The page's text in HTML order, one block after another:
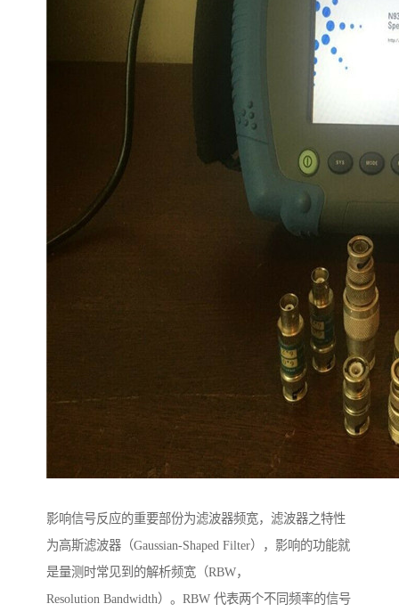
影响信号反应的重要部份为滤波器频宽，滤波器之特性
为高斯滤波器（Gaussian-Shaped Filter），影响的功能就
是量测时常见到的解析频宽（RBW，
Resolution Bandwidth）。RBW 代表两个不同频率的信号